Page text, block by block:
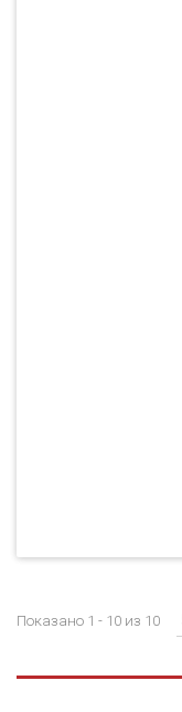
Показано 1 - 10 из 10